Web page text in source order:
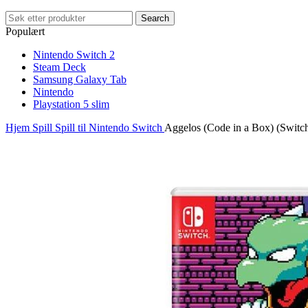
Search
Populært
Nintendo Switch 2
Steam Deck
Samsung Galaxy Tab
Nintendo
Playstation 5 slim
Hjem Spill Spill til Nintendo Switch Aggelos (Code in a Box)